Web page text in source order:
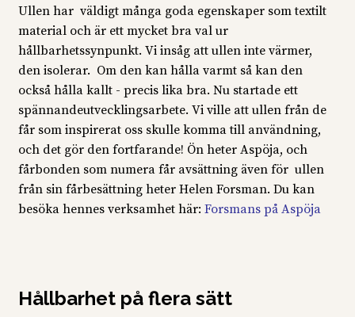
Ullen har väldigt många goda egenskaper som textilt
material och är ett mycket bra val ur
hållbarhetssynpunkt. Vi insåg att ullen inte värmer,
den isolerar. Om den kan hålla varmt så kan den
också hålla kallt - precis lika bra. Nu startade ett
spännandeutvecklingsarbete. Vi ville att ullen från de
får som inspirerat oss skulle komma till användning,
och det gör den fortfarande! Ön heter Aspöja, och
fårbonden som numera får avsättning även för ullen
från sin fårbesättning heter Helen Forsman. Du kan
besöka hennes verksamhet här: Forsmans på Aspöja
Hållbarhet på flera sätt